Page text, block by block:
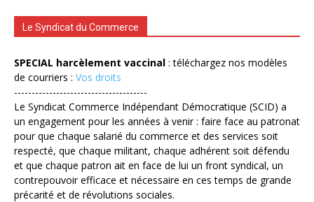
Le Syndicat du Commerce
SPECIAL harcèlement vaccinal : téléchargez nos modèles
de courriers : Vos droits
--------------------------------------
Le Syndicat Commerce Indépendant Démocratique (SCID) a
un engagement pour les années à venir : faire face au patronat
pour que chaque salarié du commerce et des services soit
respecté, que chaque militant, chaque adhérent soit défendu
et que chaque patron ait en face de lui un front syndical, un
contrepouvoir efficace et nécessaire en ces temps de grande
précarité et de révolutions sociales.